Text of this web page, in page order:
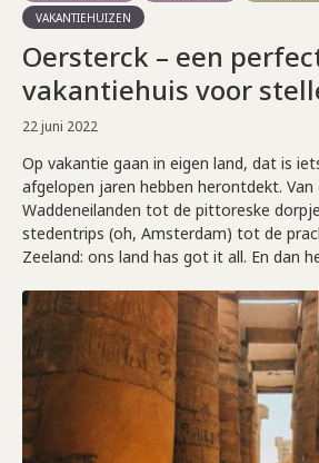
VAKANTIEHUIZEN
Oersterck – een
vakantiehuis voor
22 juni 2022
Op vakantie gaan in eigen land, dat is
afgelopen jaren hebben herontdekt.
Waddeneilanden tot de pittoreske
stedentrips (oh, Amsterdam) tot de
Zeeland: ons land has got it all. En dan